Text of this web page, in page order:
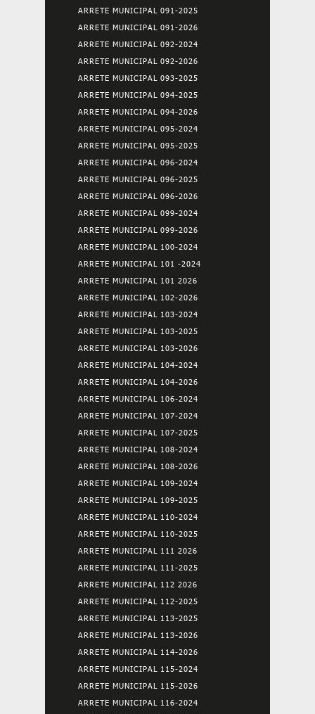
ARRETE MUNICIPAL 091-2025
ARRETE MUNICIPAL 091-2026
ARRETE MUNICIPAL 092-2024
ARRETE MUNICIPAL 092-2026
ARRETE MUNICIPAL 093-2025
ARRETE MUNICIPAL 094-2025
ARRETE MUNICIPAL 094-2026
ARRETE MUNICIPAL 095-2024
ARRETE MUNICIPAL 095-2025
ARRETE MUNICIPAL 096-2024
ARRETE MUNICIPAL 096-2025
ARRETE MUNICIPAL 096-2026
ARRETE MUNICIPAL 099-2024
ARRETE MUNICIPAL 099-2026
ARRETE MUNICIPAL 100-2024
ARRETE MUNICIPAL 101 -2024
ARRETE MUNICIPAL 101 2026
ARRETE MUNICIPAL 102-2026
ARRETE MUNICIPAL 103-2024
ARRETE MUNICIPAL 103-2025
ARRETE MUNICIPAL 103-2026
ARRETE MUNICIPAL 104-2024
ARRETE MUNICIPAL 104-2026
ARRETE MUNICIPAL 106-2024
ARRETE MUNICIPAL 107-2024
ARRETE MUNICIPAL 107-2025
ARRETE MUNICIPAL 108-2024
ARRETE MUNICIPAL 108-2026
ARRETE MUNICIPAL 109-2024
ARRETE MUNICIPAL 109-2025
ARRETE MUNICIPAL 110-2024
ARRETE MUNICIPAL 110-2025
ARRETE MUNICIPAL 111 2026
ARRETE MUNICIPAL 111-2025
ARRETE MUNICIPAL 112 2026
ARRETE MUNICIPAL 112-2025
ARRETE MUNICIPAL 113-2025
ARRETE MUNICIPAL 113-2026
ARRETE MUNICIPAL 114-2026
ARRETE MUNICIPAL 115-2024
ARRETE MUNICIPAL 115-2026
ARRETE MUNICIPAL 116-2024